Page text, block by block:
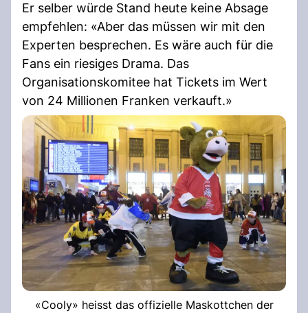
Er selber würde Stand heute keine Absage
empfehlen: «Aber das müssen wir mit den
Experten besprechen. Es wäre auch für die
Fans ein riesiges Drama. Das
Organisationskomitee hat Tickets im Wert
von 24 Millionen Franken verkauft.»
«Cooly» heisst das offizielle Maskottchen der